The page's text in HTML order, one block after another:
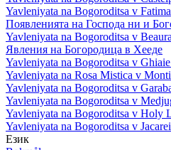
Yavleniyata na Bogoroditsa v Fatima
Появленията на Господа ни и
Yavleniyata na Bogoroditsa v
Явления на Богородица в Хееде
Yavleniyata na Bogoroditsa v
Yavleniyata na Rosa Mistica v
Yavleniyata na Bogoroditsa v
Yavleniyata na Bogoroditsa v
Yavleniyata na Bogoroditsa v Holy
Yavleniyata na Bogoroditsa v Jacarei
Език